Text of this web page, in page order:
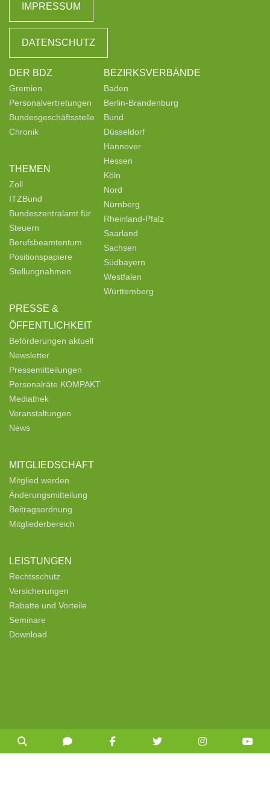
IMPRESSUM
DATENSCHUTZ
DER BDZ
Gremien
Personalvertretungen
Bundesgeschäftsstelle
Chronik
THEMEN
Zoll
ITZBund
Bundeszentralamt für
Steuern
Berufsbeamtentum
Positionspapiere
Stellungnahmen
PRESSE &
ÖFFENTLICHKEIT
Beförderungen aktuell
Newsletter
Pressemitteilungen
Personalräte KOMPAKT
Mediathek
Veranstaltungen
News
MITGLIEDSCHAFT
Mitglied werden
Änderungsmitteilung
Beitragsordnung
Mitgliederbereich
LEISTUNGEN
Rechtsschutz
Versicherungen
Rabatte und Vorteile
Seminare
Download
BEZIRKSVERBÄNDE
Baden
Berlin-Brandenburg
Bund
Düsseldorf
Hannover
Hessen
Köln
Nord
Nürnberg
Rheinland-Pfalz
Saarland
Sachsen
Südbayern
Westfalen
Württemberg